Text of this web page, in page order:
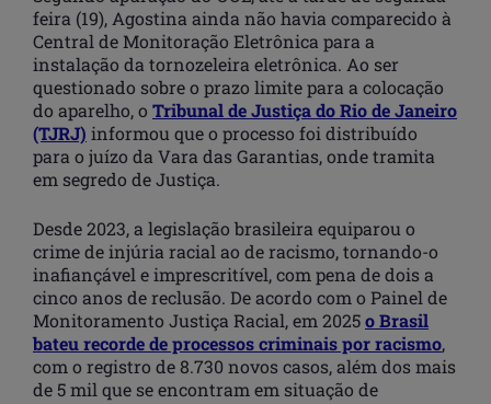
feira (19), Agostina ainda não havia comparecido à
Central de Monitoração Eletrônica para a
instalação da tornozeleira eletrônica. Ao ser
questionado sobre o prazo limite para a colocação
do aparelho, o Tribunal de Justiça do Rio de Janeiro
(TJRJ) informou que o processo foi distribuído
para o juízo da Vara das Garantias, onde tramita
em segredo de Justiça.
Desde 2023, a legislação brasileira equiparou o
crime de injúria racial ao de racismo, tornando-o
inafiançável e imprescritível, com pena de dois a
cinco anos de reclusão. De acordo com o Painel de
Monitoramento Justiça Racial, em 2025o Brasil
bateu recorde de processos criminais por racismo,
com o registro de 8.730 novos casos, além dos mais
de 5 mil que se encontram em situação de